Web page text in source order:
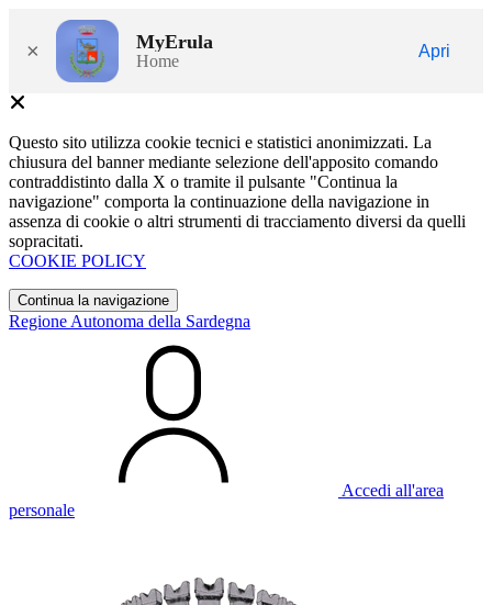
× MyErula
Home
Apri
Questo sito utilizza cookie tecnici e statistici anonimizzati. La
chiusura del banner mediante selezione dell'apposito comando
contraddistinto dalla X o tramite il pulsante "Continua la
navigazione" comporta la continuazione della navigazione in
assenza di cookie o altri strumenti di tracciamento diversi da quelli
sopracitati.
COOKIE POLICY
Continua la navigazione
Regione Autonoma della Sardegna
Accedi all'area
personale